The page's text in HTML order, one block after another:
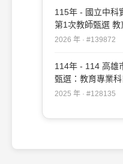
115年 - 國立中科
第1次教師甄選
2026 年 · #139872
114年 - 114 高雄
甄選：教育專業
2025 年 · #128135